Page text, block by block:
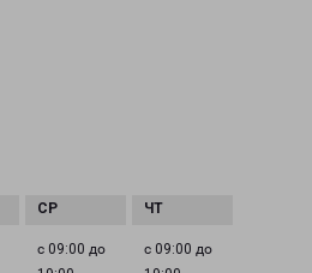
с 09:00 до
с 09:00 до